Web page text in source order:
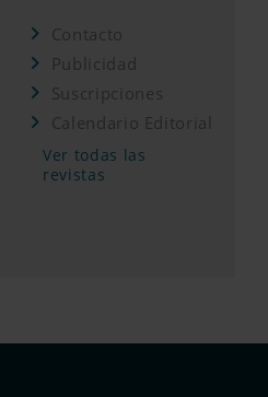
Contacto
Publicidad
Suscripciones
Calendario Editorial
Ver todas las
revistas